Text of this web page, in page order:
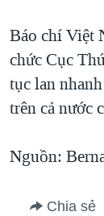
Báo chí Việt
chức Cục
tục lan
trên cả nước
Nguồn:
Chia sẻ